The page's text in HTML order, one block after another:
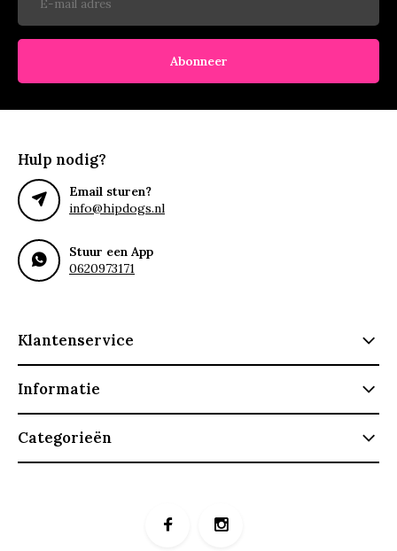
Abonneer
Hulp nodig?
Email sturen?
info@hipdogs.nl
Stuur een App
0620973171
Klantenservice
Informatie
Categorieën